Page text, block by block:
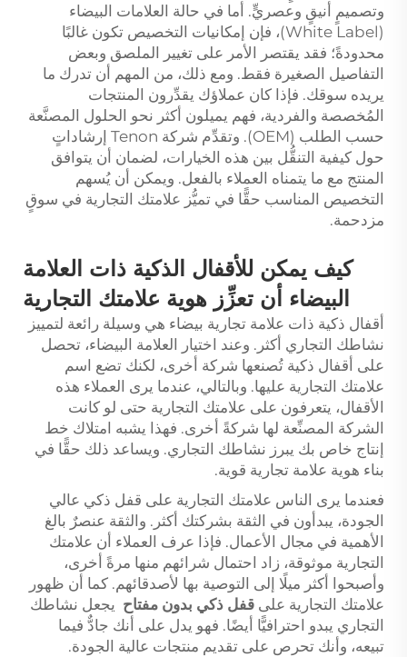
وتصميمٍ أنيقٍ وعصريٍّ. أما في حالة العلامات البيضاء
(White Label)، فإن إمكانيات التخصيص تكون غالبًا
محدودةً؛ فقد يقتصر الأمر على تغيير الملصق وبعض
التفاصيل الصغيرة فقط. ومع ذلك، من المهم أن تدرك ما
يريده سوقك. فإذا كان عملاؤك يقدِّرون المنتجات
المُخصصة والفردية، فهم يميلون أكثر نحو الحلول المصنَّعة
حسب الطلب (OEM). وتقدِّم شركة Tenon إرشاداتٍ
حول كيفية التنقُّل بين هذه الخيارات، لضمان أن يتوافق
المنتج مع ما يتمناه العملاء بالفعل. ويمكن أن يُسهم
التخصيص المناسب حقًّا في تميُّز علامتك التجارية في سوقٍ
مزدحمة.
كيف يمكن للأقفال الذكية ذات العلامة
البيضاء أن تعزِّز هوية علامتك التجارية
أقفال ذكية ذات علامة تجارية بيضاء هي وسيلة رائعة لتمييز
نشاطك التجاري أكثر. وعند اختيار العلامة البيضاء، تحصل
على أقفال ذكية تُصنعها شركة أخرى، لكنك تضع اسم
علامتك التجارية عليها. وبالتالي، عندما يرى العملاء هذه
الأقفال، يتعرفون على علامتك التجارية حتى لو كانت
الشركة المصنِّعة لها شركةً أخرى. فهذا يشبه امتلاك خط
إنتاج خاص بك يبرز نشاطك التجاري. ويساعد ذلك حقًّا في
بناء هوية علامة تجارية قوية.
فعندما يرى الناس علامتك التجارية على قفل ذكي عالي
الجودة، يبدأون في الثقة بشركتك أكثر. والثقة عنصرٌ بالغ
الأهمية في مجال الأعمال. فإذا عرف العملاء أن علامتك
التجارية موثوقة، زاد احتمال شرائهم منها مرةً أخرى،
وأصبحوا أكثر ميلًا إلى التوصية بها لأصدقائهم. كما أن ظهور
علامتك التجارية على قفل ذكي بدون مفتاح يجعل نشاطك
التجاري يبدو احترافيًّا أيضًا. فهو يدل على أنك جادٌّ فيما
تبيعه، وأنك تحرص على تقديم منتجات عالية الجودة.